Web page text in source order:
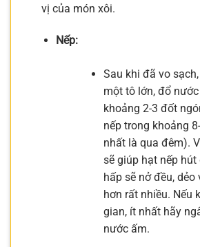
vị của món xôi.
Nếp:
Sau khi đã vo
một tô lớn, đổ
khoảng 2-3 đốt
nếp trong khoảng
nhất là qua đêm).
sẽ giúp hạt nếp
hấp sẽ nở đều, dẻo
hơn rất nhiều. Nếu
gian, ít nhất hãy
nước ấm.